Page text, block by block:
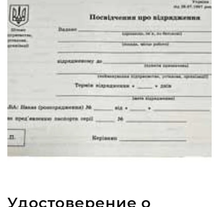
Удостоверение о